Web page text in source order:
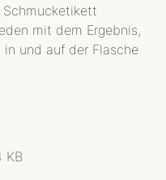
mit dem Ergebnis,
und auf der Flasche
KB